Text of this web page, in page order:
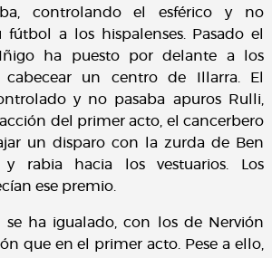
controlando el esférico y no
a los hispalenses. Pasado el
ha puesto por delante a los
cabecear un centro de Illarra. El
y no pasaba apuros Rulli,
del primer acto, el cancerbero
un disparo con la zurda de Ben
y rabia hacia los vestuarios. Los
ese premio.
se ha igualado, con los de Nervión
que en el primer acto. Pese a ello,